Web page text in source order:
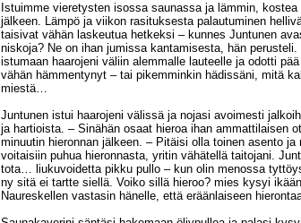
Istuimme vieretysten isossa saunassa ja lämmin,
jälkeen. Lämpö ja viikon rasituksesta palautuminen
taisivat vähän laskeutua hetkeksi – kunnes Juntunen
niskoja? Ne on ihan jumissa kantamisesta, hän
istumaan haarojeni väliin alemmalle lauteelle ja odotti
vähän hämmentynyt – tai pikemminkin hädissäni, mitä
miestä…
Juntunen istui haarojeni välissä ja nojasi avoimesti
ja hartioista. – Sinähän osaat hieroa ihan ammattilaisen
minuutin hieronnan jälkeen. – Pitäisi olla toinen asento
voitaisiin puhua hieronnasta, yritin vähätellä taitojani.
tota… liukuvoidetta pikku pullo – kun olin menossa
ny sitä ei tartte siellä. Voiko sillä hieroo? mies kysyi
Naureskellen vastasin hänelle, että eräänlaiseen